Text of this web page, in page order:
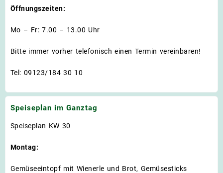
Öffnungszeiten:
Mo – Fr: 7.00 – 13.00 Uhr
Bitte immer vorher telefonisch einen Termin vereinbaren!
Tel: 09123/184 30 10
Speiseplan im Ganztag
Speiseplan KW 30
Montag:
Gemüseeintopf mit Wienerle und Brot, Gemüsesticks